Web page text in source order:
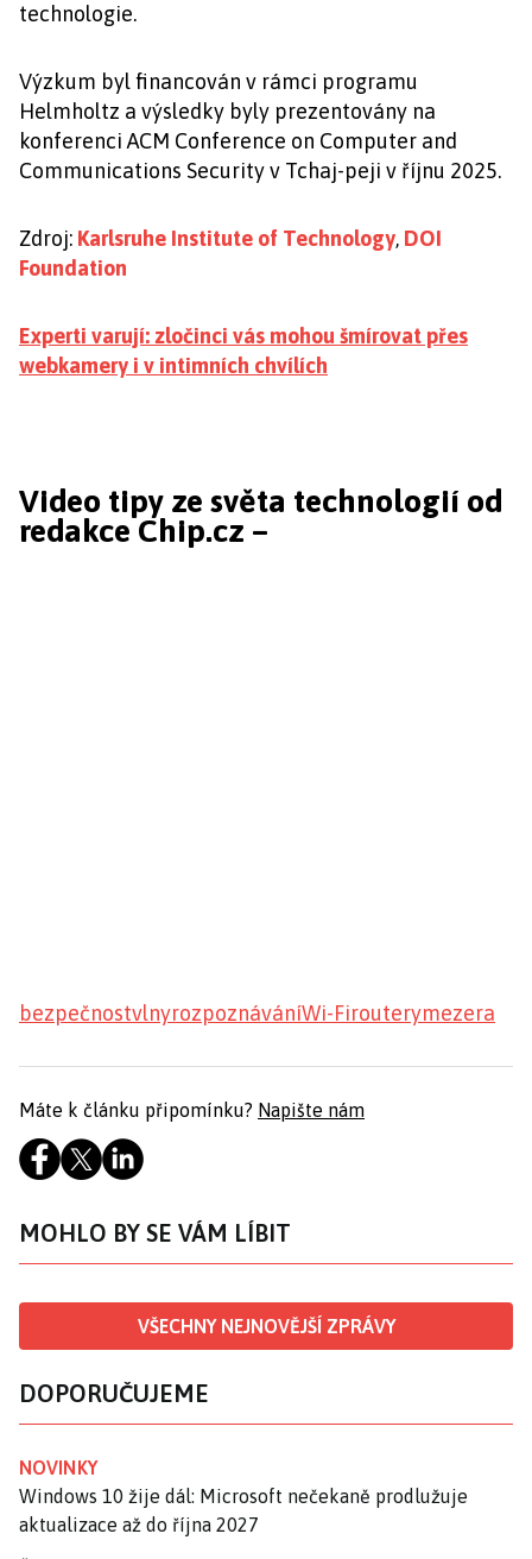
technologie.
Výzkum byl financován v rámci programu
Helmholtz a výsledky byly prezentovány na
konferenci ACM Conference on Computer and
Communications Security v Tchaj-peji v říjnu 2025.
Zdroj: Karlsruhe Institute of Technology, DOI
Foundation
Experti varují: zločinci vás mohou šmírovat přes
webkamery i v intimních chvílích
Video tipy ze světa technologií od
redakce Chip.cz –
bezpečnostvlnyrozpoznáváníWi-Firouterymezera
Máte k článku připomínku? Napište nám
MOHLO BY SE VÁM LÍBIT
VŠECHNY NEJNOVĚJŠÍ ZPRÁVY
DOPORUČUJEME
NOVINKY
Windows 10 žije dál: Microsoft nečekaně prodlužuje
aktualizace až do října 2027